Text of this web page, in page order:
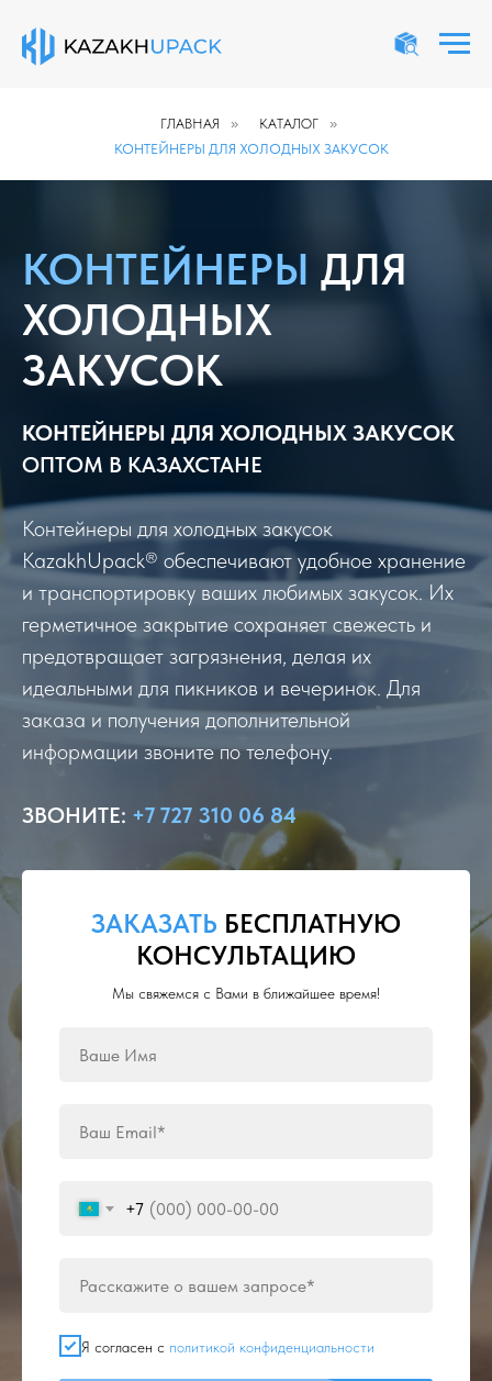
ГЛАВНАЯ » КАТАЛОГ
»
КОНТЕЙНЕРЫ ДЛЯ ХОЛОДНЫХ ЗАКУСОК
КОНТЕЙНЕРЫ ДЛЯ
ХОЛОДНЫХ
ЗАКУСОК
КОНТЕЙНЕРЫ ДЛЯ ХОЛОДНЫХ ЗАКУСОК
ОПТОМ В КАЗАХСТАНЕ
Контейнеры для холодных закусок
KazakhUpack® обеспечивают удобное хранение
и транспортировку ваших любимых закусок. Их
герметичное закрытие сохраняет свежесть и
предотвращает загрязнения, делая их
идеальными для пикников и вечеринок. Для
заказа и получения дополнительной
информации звоните по телефону.
ЗВОНИТЕ: +7 727 310 06 84
ЗАКАЗАТЬ БЕСПЛАТНУЮ
КОНСУЛЬТАЦИЮ
Мы свяжемся с Вами в ближайшее время!
+7
Я согласен с политикой конфиденциальности